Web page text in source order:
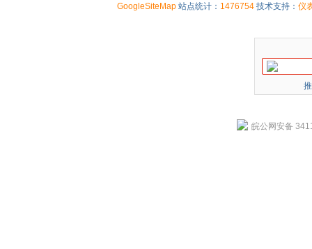
GoogleSiteMap 站点统计： 1476754 技术支持： 仪
皖公网安备